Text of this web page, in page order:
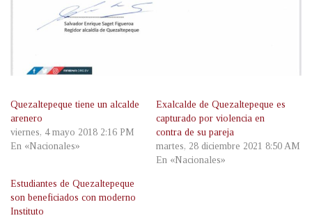
Quezaltepeque tiene un alcalde
arenero
viernes, 4 mayo 2018 2:16 PM
En «Nacionales»
Exalcalde de Quezaltepeque es
capturado por violencia en
contra de su pareja
martes, 28 diciembre 2021 8:50 AM
En «Nacionales»
Estudiantes de Quezaltepeque
son beneficiados con moderno
Instituto